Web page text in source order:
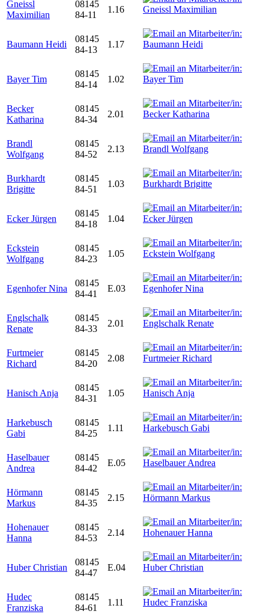
Gneissl
Maximilian
08145
84-11
1.16
Baumann Heidi
08145
84-13
1.17
Bayer Tim
08145
84-14
1.02
Becker
Katharina
08145
84-34
2.01
Brandl
Wolfgang
08145
84-52
2.13
Burkhardt
Brigitte
08145
84-51
1.03
Ecker Jürgen
08145
84-18
1.04
Eckstein
Wolfgang
08145
84-23
1.05
Egenhofer Nina
08145
84-41
E.03
Englschalk
Renate
08145
84-33
2.01
Furtmeier
Richard
08145
84-20
2.08
Hanisch Anja
08145
84-31
1.05
Harkebusch
Gabi
08145
84-25
1.11
Haselbauer
Andrea
08145
84-42
E.05
Hörmann
Markus
08145
84-35
2.15
Hohenauer
Hanna
08145
84-53
2.14
Huber Christian
08145
84-47
E.04
Hudec
Franziska
08145
84-61
1.11